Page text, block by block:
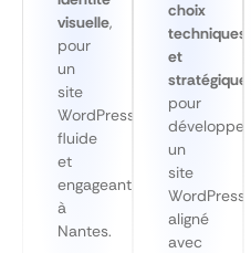
visuelle,
pour
un
site
WordPress
fluide
et
engageant
à
Nantes.
choix
techniques
et
stratégiques
pour
développer
un
site
WordPress
aligné
avec